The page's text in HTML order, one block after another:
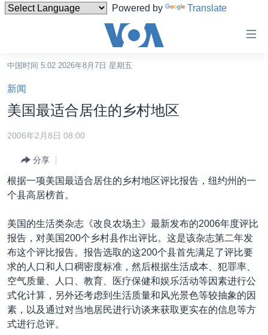
Powered by Translate
碍
链
接
跳
转
到
导
航
检
港澳
国际
印太
中东
欧洲
非洲
美洲
经济·金融·贸易
人权·法律·宗教
科教·文娱·体健
军事
劳工
美中关系
热点专题
白宫要闻
国会报道
美中关系
VOA视频
VOA今日焦点
中文广播
中国时间 5:02 2026年8月7日 星期五
新闻
美国最适合居住的乡村地区
2006年2月8日 08:00
分享
根据一项美国最适合居住的乡村地区评比报告，纽约州的一
个县高居榜首。
美国的生活类杂志《改良农场主》最新发布的2006年度评比
报告，对美国200个乡村县作出评比。这是该杂志第二年发
布这个评比报告。报告选取的这200个县首先满足了评比要
求的人口和人口稠密度标准，然后根据生活成本、犯罪率、
空气质量、人口、教育、医疗保健和娱乐活动等因素进行公
式化计算，另外还考虑到生活质量和风光景色等较抽象的因
素，以及通过对当地居民进行访谈来获取更实在的信息等方
式进行总评。